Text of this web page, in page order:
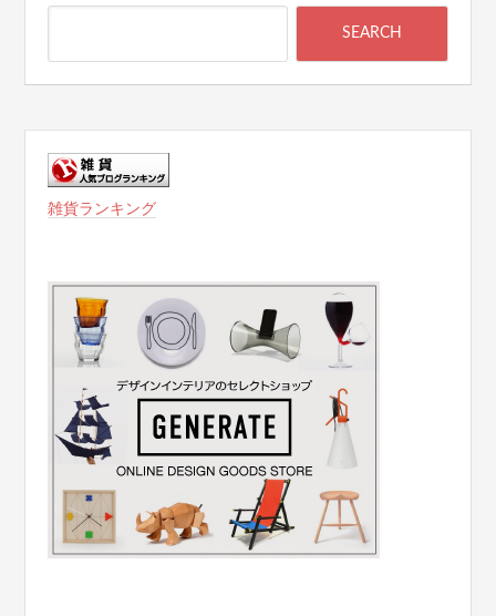
雑貨ランキング